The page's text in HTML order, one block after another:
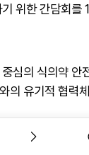
위한 간담회를
심의 식의약 안
의 유기적 협력
목소리를 직접